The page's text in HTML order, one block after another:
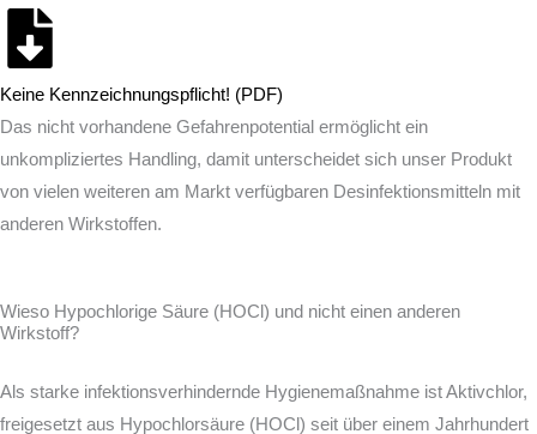
Keine Kennzeichnungspflicht! (PDF)
Das nicht vorhandene Gefahrenpotential ermöglicht ein
unkompliziertes Handling, damit unterscheidet sich unser Produkt
von vielen weiteren am Markt verfügbaren Desinfektionsmitteln mit
anderen Wirkstoffen.
Wieso Hypochlorige Säure (HOCl) und nicht einen anderen
Wirkstoff?
Als starke infektionsverhindernde Hygienemaßnahme ist Aktivchlor,
freigesetzt aus Hypochlorsäure (HOCl) seit über einem Jahrhundert